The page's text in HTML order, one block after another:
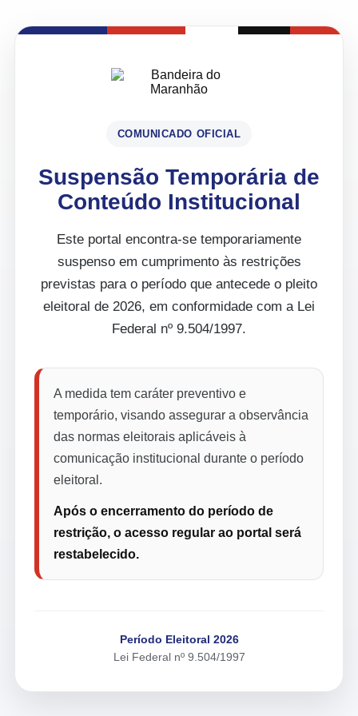
COMUNICADO OFICIAL
Suspensão Temporária de
Conteúdo Institucional
Este portal encontra-se temporariamente
suspenso em cumprimento às restrições
previstas para o período que antecede o pleito
eleitoral de 2026, em conformidade com a Lei
Federal nº 9.504/1997.
A medida tem caráter preventivo e
temporário, visando assegurar a observância
das normas eleitorais aplicáveis à
comunicação institucional durante o período
eleitoral.
Após o encerramento do período de
restrição, o acesso regular ao portal será
restabelecido.
Período Eleitoral 2026
Lei Federal nº 9.504/1997